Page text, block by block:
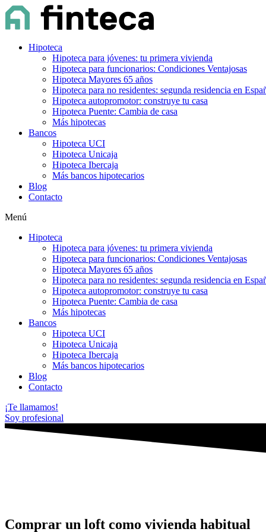
Hipoteca
Hipoteca para jóvenes: tu primera vivienda
Hipoteca para funcionarios: Condiciones Ventajosas
Hipoteca Mayores 65 años
Hipoteca para no residentes: segunda residencia en
Hipoteca autopromotor: construye tu casa
Hipoteca Puente: Cambia de casa
Más hipotecas
Bancos
Hipoteca UCI
Hipoteca Unicaja
Hipoteca Ibercaja
Más bancos hipotecarios
Blog
Contacto
Menú
Hipoteca
Hipoteca para jóvenes: tu primera vivienda
Hipoteca para funcionarios: Condiciones Ventajosas
Hipoteca Mayores 65 años
Hipoteca para no residentes: segunda residencia en
Hipoteca autopromotor: construye tu casa
Hipoteca Puente: Cambia de casa
Más hipotecas
Bancos
Hipoteca UCI
Hipoteca Unicaja
Hipoteca Ibercaja
Más bancos hipotecarios
Blog
Contacto
¡Te llamamos!
Soy profesional
Comprar un loft como vivienda habitual